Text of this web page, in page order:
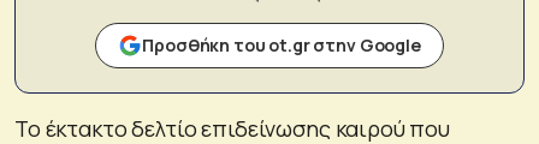
Προσθήκη του ot.gr στην Google
Το έκτακτο δελτίο επιδείνωσης καιρού που